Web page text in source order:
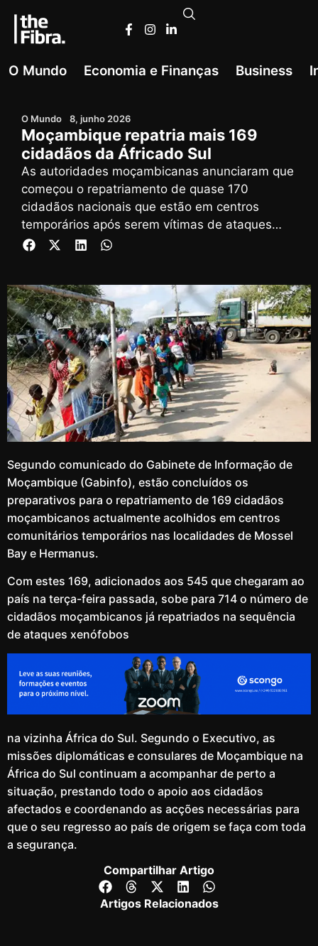
O Mundo Economia e Finanças Business
O Mundo 8, junho 2026
Moçambique repatria mais 169
cidadãos da Áfricado Sul
As autoridades moçambicanas anunciaram que
começou o repatriamento de quase 170
cidadãos nacionais que estão em centros
temporários após serem vítimas de ataques
xenófobos na África do Sul, elevando para mais
Segundo comunicado do Gabinete de Informação de
Moçambique (Gabinfo), estão concluídos os
preparativos para o repatriamento de 169 cidadãos
moçambicanos actualmente acolhidos em centros
comunitários temporários nas localidades de Mossel
Bay e Hermanus.
Com estes 169, adicionados aos 545 que chegaram ao
país na terça-feira passada, sobe para 714 o número de
cidadãos moçambicanos já repatriados na sequência
de ataques xenófobos
na vizinha África do Sul. Segundo o Executivo, as
missões diplomáticas e consulares de Moçambique na
África do Sul continuam a acompanhar de perto a
situação, prestando todo o apoio aos cidadãos
afectados e coordenando as acções necessárias para
que o seu regresso ao país de origem se faça com toda
a segurança.
Compartilhar Artigo
Artigos Relacionados